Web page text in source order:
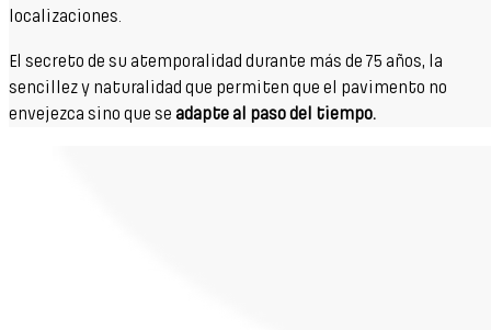
localizaciones.
El secreto de su atemporalidad durante más de 75 años, la
sencillez y naturalidad que permiten que el pavimento no
envejezca sino que se adapte al paso del tiempo.